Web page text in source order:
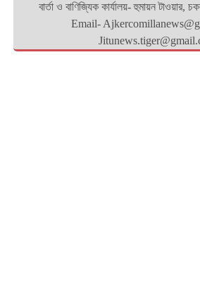
বার্তা ও বাণিজ্যিক কার্যালয়- হুমায়ন টাওয়ার,
Email-